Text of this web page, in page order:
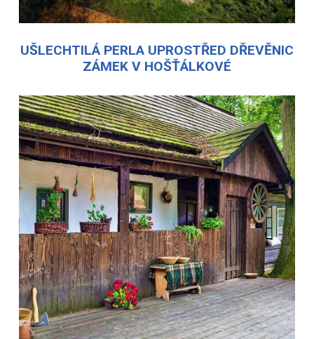
UŠLECHTILÁ PERLA UPROSTŘED DŘEVĚNIC
ZÁMEK V HOŠŤÁLKOVÉ